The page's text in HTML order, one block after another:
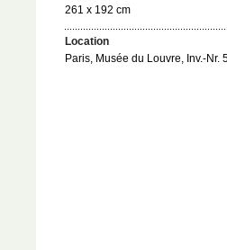
261 x 192 cm
Location
Paris, Musée du Louvre, Inv.-Nr.